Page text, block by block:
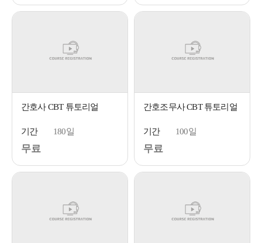
간호사 CBT 튜토리얼
기간 180일
무료
간호조무사 CBT 튜토리얼
기간 100일
무료